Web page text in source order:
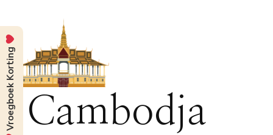
Cambodja
Vroegboek Korting